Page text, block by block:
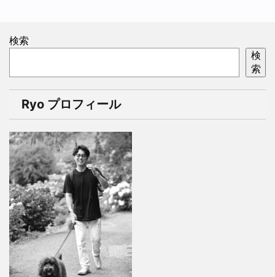
検索
検
索
Ryo プロフィール